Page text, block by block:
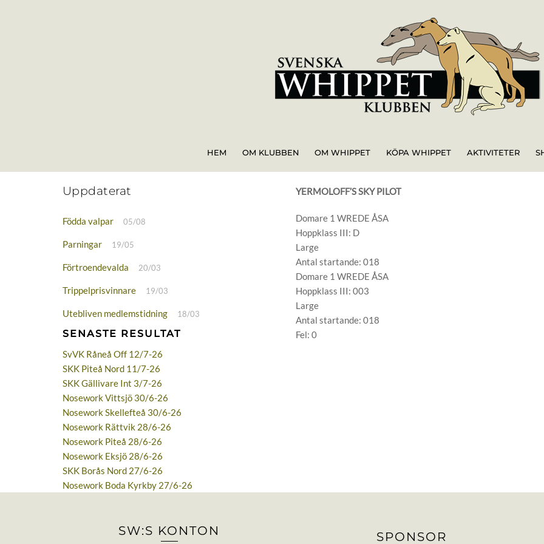
HEM OM KLUBBEN OM WHIPPET KÖPA WHIPPET AKTIVITETER
Uppdaterat
Födda valpar 05/08
Parningar 19/05
Förtroendevalda 20/03
Trippelprisvinnare 19/03
Utebliven medlemstidning 18/03
SENASTE RESULTAT
SvVK Råneå Off 12/7-26
SKK Piteå Nord 11/7-26
SKK Gällivare Int 3/7-26
Nosework Vittsjö 30/6-26
Nosework Skellefteå 30/6-26
Nosework Rättvik 28/6-26
Nosework Piteå 28/6-26
Nosework Eksjö 28/6-26
SKK Borås Nord 27/6-26
Nosework Boda Kyrkby 27/6-26
YERMOLOFF’S SKY PILOT
Domare 1 WREDE ÅSA
Hoppklass III: D
Large
Antal startande: 018
Domare 1 WREDE ÅSA
Hoppklass III: 003
Large
Antal startande: 018
Fel: 0
SW:S KONTON SPONSOR